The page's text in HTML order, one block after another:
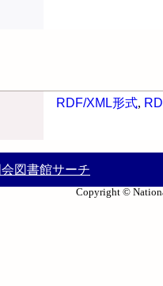
RDF/XML形式,
図書館サーチ
Copyright ©